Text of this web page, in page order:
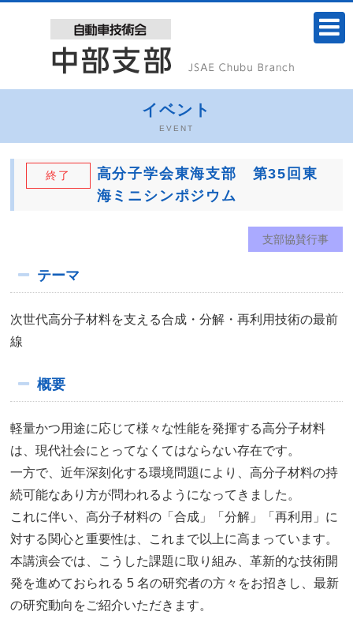
イベント
EVENT
終了
高分子学会東海支部 第35回東
海ミニシンポジウム
支部協賛行事
テーマ
次世代高分子材料を支える合成・分解・再利用技術の最前
線
概要
軽量かつ用途に応じて様々な性能を発揮する高分子材料
は、現代社会にとってなくてはならない存在です。
一方で、近年深刻化する環境問題により、高分子材料の持
続可能なあり方が問われるようになってきました。
これに伴い、高分子材料の「合成」「分解」「再利用」に
対する関心と重要性は、これまで以上に高まっています。
本講演会では、こうした課題に取り組み、革新的な技術開
発を進めておられる 5 名の研究者の方々をお招きし、最新
の研究動向をご紹介いただきます。